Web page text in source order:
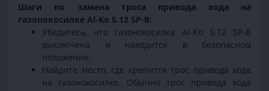
Шаги по замена троса привода хода на
газонокосилке Al-Ko 5.12 SP-B:
Убедитесь, что газонокосилка Al-Ko 5.12 SP-B
выключена и находится в безопасном
положении.
Найдите место, где крепится трос привода хода
на газонокосилке. Обычно трос привода хода